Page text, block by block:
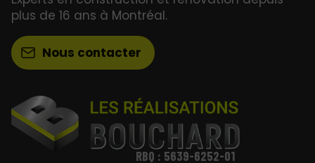
RBQ : 5639-6252-01
plus de 16 ans à Montréal.
Nous contacter